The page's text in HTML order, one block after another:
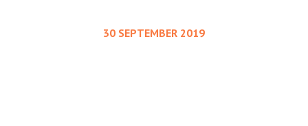
30 SEPTEMBER 2019